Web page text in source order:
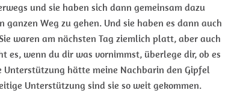
und sie haben sich dann gemeinsam dazu
Weg zu gehen. Und sie haben es dann auch
waren am nächsten Tag ziemlich platt, aber auch
wenn du dir was vornimmst, überlege dir, ob es
hätte meine Nachbarin den Gipfel
Unterstützung sind sie so weit gekommen.